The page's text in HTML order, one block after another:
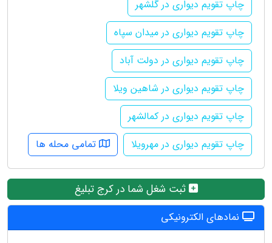
چاپ تقویم دیواری در گلشهر
چاپ تقویم دیواری در میدان سپاه
چاپ تقویم دیواری در دولت آباد
چاپ تقویم دیواری در شاهین ویلا
چاپ تقویم دیواری در کمالشهر
چاپ تقویم دیواری در مهرویلا
تمامی محله ها
ثبت شغل شما در کرج تبلیغ
نمادهای الکترونیکی